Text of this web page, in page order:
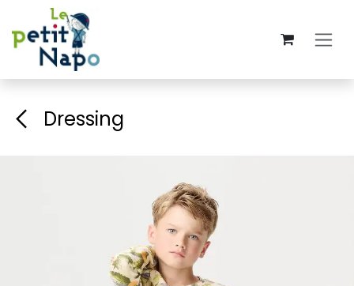
Se rendre au contenu
Dressing